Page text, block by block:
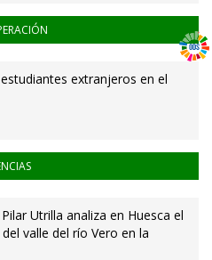
extranjeros en el
Utrilla analiza en Huesca el
valle del río Vero en la